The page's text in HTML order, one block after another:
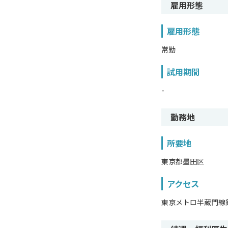
雇用形態
雇用形態
常勤
試用期間
-
勤務地
所要地
東京都墨田区
アクセス
東京メトロ半蔵門